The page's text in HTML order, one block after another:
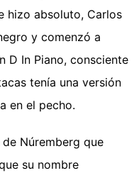
hizo absoluto, Carlos
y comenzó a
D In Piano, consciente
tenía una versión
en el pecho.
Núremberg que
su nombre